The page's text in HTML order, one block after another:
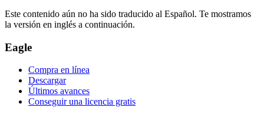
Este contenido aún no ha sido traducido al Español. Te mostramos
la versión en inglés a continuación.
Eagle
Compra en línea
Descargar
Últimos avances
Conseguir una licencia gratis